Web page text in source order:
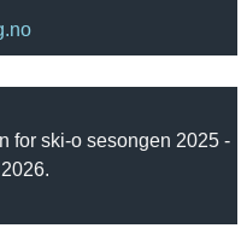
for ski-o sesongen 2025 -